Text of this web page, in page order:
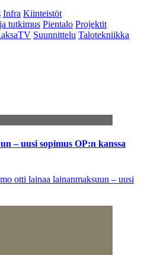
Infra Kiinteistöt
tutkimus Pientalo Projektit
Suunnittelu Talotekniikka
– uusi sopimus OP:n kanssa
otti lainaa lainanmaksuun – uusi